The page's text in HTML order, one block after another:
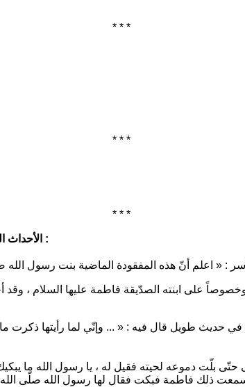
* * *
* * *
* * *
الأحداث التي جرت على بيت مولاتنا الصدّيقة فاطمة بعد رحلة النبي صلّى الله عليه وآله :
: « اعلم أنّ هذه المفقودة الماضية بنت رسول
على ابنته الصدّيقة فاطمة عليها السلام ، وقد
في حديث طويل قال فيه : « ... وإنّي لما رأيتها ذكرت
بلّت دموعه لحيته فقيل له ، يا رسول الله ما
ذلك فاطمة فبكت فقال لها رسول الله صلّى الله